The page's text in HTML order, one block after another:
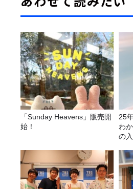
「Sunday Heavens」販売開
始！
25
わ
の